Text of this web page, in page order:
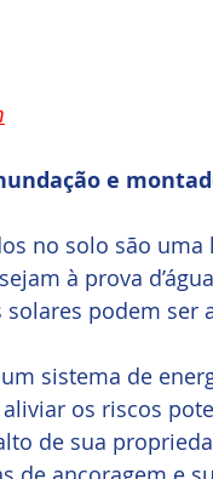
e
no solo são
à prova
podem
sistema de
os riscos
de sua